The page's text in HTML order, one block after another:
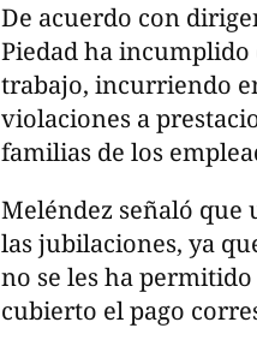
De acuerdo con
Piedad ha
trabajo, incurriendo
violaciones a
familias de los
Meléndez señaló que
las jubilaciones, ya
no se les ha
cubierto el pago